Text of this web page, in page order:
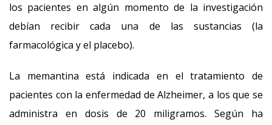
los pacientes en algún momento de la investigación
debían recibir cada una de las sustancias (la
farmacológica y el placebo).
La memantina está indicada en el tratamiento de
pacientes con la enfermedad de Alzheimer, a los que se
administra en dosis de 20 miligramos. Según ha